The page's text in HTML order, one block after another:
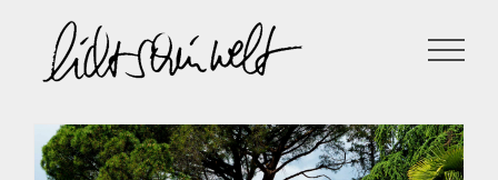
Inhalt
springen